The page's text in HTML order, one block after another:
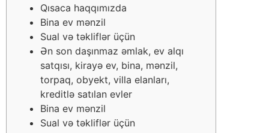
Qısaca haqqımızda
Bina ev mənzil
Sual və təkliflər üçün
Ən son daşınmaz əmlak, ev alqı
satqısı, kirayə ev, bina, mənzil,
torpaq, obyekt, villa elanları,
kreditlə satılan evler
Bina ev mənzil
Sual və təkliflər üçün